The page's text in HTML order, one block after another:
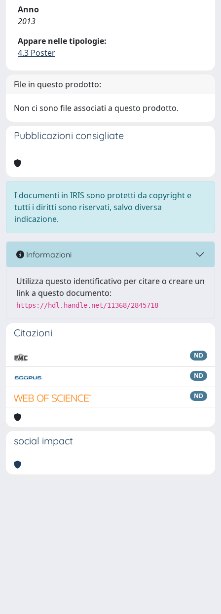
Anno
2013
Appare nelle tipologie:
4.3 Poster
File in questo prodotto:
Non ci sono file associati a questo prodotto.
Pubblicazioni consigliate
I documenti in IRIS sono protetti da copyright e
tutti i diritti sono riservati, salvo diversa
indicazione.
Informazioni
Utilizza questo identificativo per citare o creare un
link a questo documento:
https://hdl.handle.net/11368/2845718
Citazioni
ND
ND
ND
social impact